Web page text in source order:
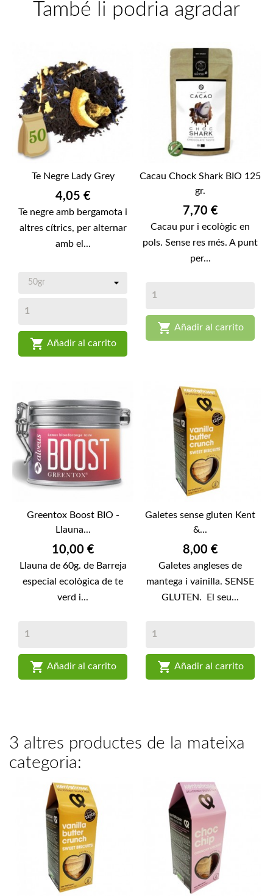
També li podria agradar
Te Negre Lady Grey
Preu
4,05 €
Te negre amb bergamota i
altres cítrics, per alternar
amb el...
 Añadir al carrito
Cacau Chock Shark BIO 125
gr.
Preu
7,70 €
Cacau pur i ecològic en
pols. Sense res més. A punt
per...
 Añadir al carrito
Greentox Boost BIO -
Llauna...
Preu
10,00 €
Llauna de 60g. de Barreja
especial ecològica de te
verd i...
 Añadir al carrito
Galetes sense gluten Kent
&...
Preu
8,00 €
Galetes angleses de
mantega i vainilla. SENSE
GLUTEN. El seu...
 Añadir al carrito
3 altres productes de la mateixa
categoria: